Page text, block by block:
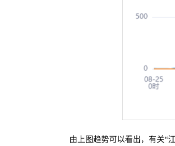
由上图趋势可以看出，有关“